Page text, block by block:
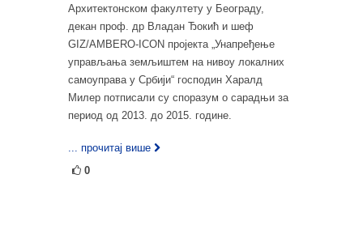
Архитектонском факултету у Београду,
декан проф. др Владан Ђокић и шеф
GIZ/AMBERO-ICON пројекта „Унапређење
управљања земљиштем на нивоу локалних
самоуправа у Србији“ господин Харалд
Милер потписали су споразум о сарадњи за
период од 2013. до 2015. године.
... прочитај више
0